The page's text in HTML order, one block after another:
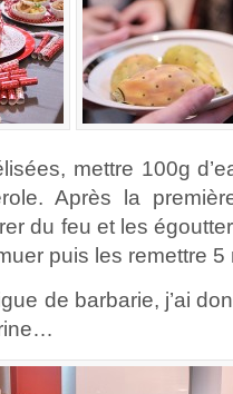
mettre 100g
Après la
du feu et les
puis les remettre 5
de barbarie, j’ai